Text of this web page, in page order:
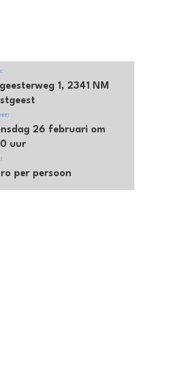
1, 2341 NM
26 februari om
uur
per persoon